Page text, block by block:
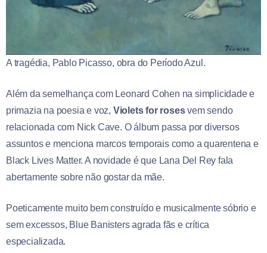
A tragédia, Pablo Picasso, obra do Período Azul.
Além da semelhança com Leonard Cohen na simplicidade e
primazia na poesia e voz, Violets for rosesvem sendo
relacionada com Nick Cave. O álbum passa por diversos
assuntos e menciona marcos temporais como a quarentena e
Black Lives Matter. A novidade é que Lana Del Rey fala
abertamente sobre não gostar da mãe.
Poeticamente muito bem construído e musicalmente sóbrio e
sem excessos, Blue Banisters agrada fãs e crítica
especializada.